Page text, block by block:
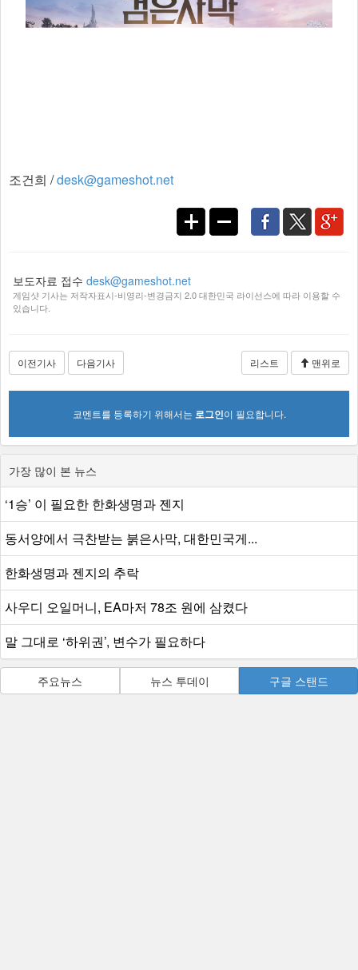
조건희 /desk@gameshot.net
보도자료 접수 desk@gameshot.net
게임샷 기사는 저작자표시-비영리-변경금지 2.0 대한민국 라이선스에 따라 이용할 수
있습니다.
이전기사 다음기사 리스트 맨위로
코멘트를 등록하기 위해서는 로그인이 필요합니다.
가장 많이 본 뉴스
‘1승’ 이 필요한 한화생명과 젠지
동서양에서 극찬받는 붉은사막, 대한민국게...
한화생명과 젠지의 추락
사우디 오일머니, EA마저 78조 원에 삼켰다
말 그대로 ‘하위권’, 변수가 필요하다
주요뉴스 뉴스 투데이 구글 스탠드